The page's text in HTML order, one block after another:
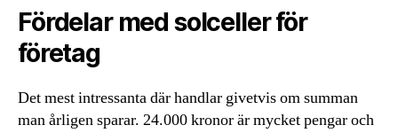
Fördelar med solceller för
företag
Det mest intressanta där handlar givetvis om summan
man årligen sparar. 24.000 kronor är mycket pengar och